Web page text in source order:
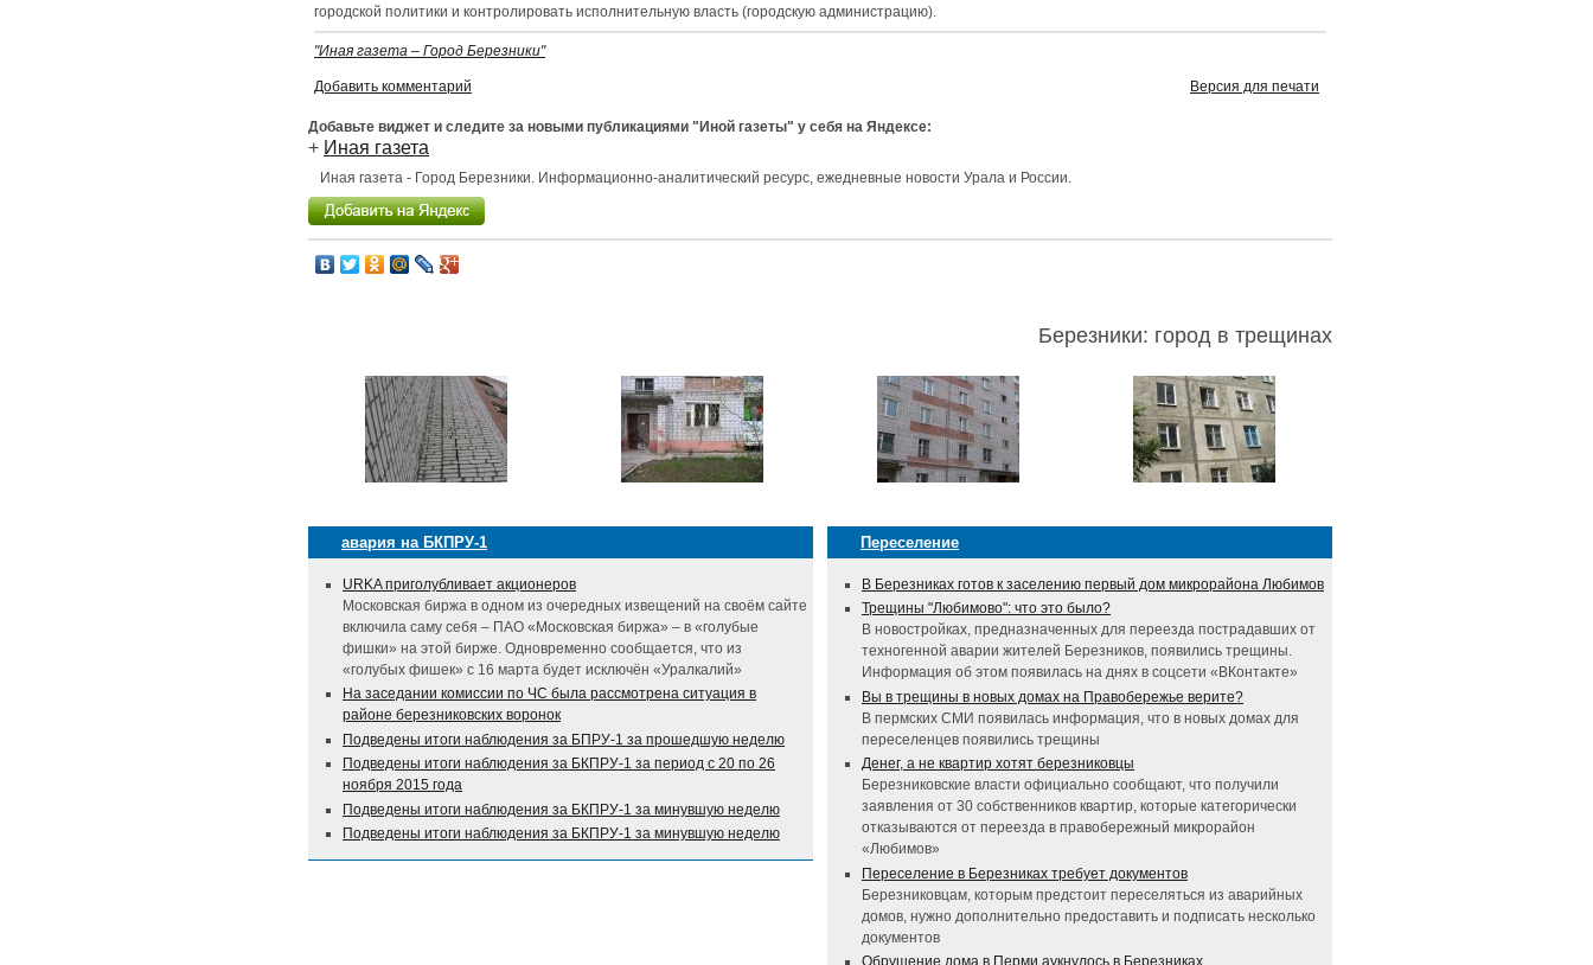
городской политики и контролировать исполнительную власть (городскую администрацию).
"Иная газета – Город Березники"
Добавить комментарий Версия для печати
Добавьте виджет и следите за новыми публикациями "Иной газеты" у себя на Яндексе:
+ Иная газета
Иная газета - Город Березники. Информационно-аналитический ресурс, ежедневные новости Урала и России.
Березники: город в трещинах
авария на БКПРУ-1
URKA приголубливает акционеров
Московская биржа в одном из очередных извещений на своём сайте
включила саму себя – ПАО «Московская биржа» – в «голубые
фишки» на этой бирже. Одновременно сообщается, что из
«голубых фишек» с 16 марта будет исключён «Уралкалий»
На заседании комиссии по ЧС была рассмотрена ситуация в
районе березниковских воронок
Подведены итоги наблюдения за БПРУ-1 за прошедшую неделю
Подведены итоги наблюдения за БКПРУ-1 за период с 20 по 26
ноября 2015 года
Подведены итоги наблюдения за БКПРУ-1 за минувшую неделю
Подведены итоги наблюдения за БКПРУ-1 за минувшую неделю
Переселение
В Березниках готов к заселению первый дом микрорайона Любимов
Трещины "Любимово": что это было?
В новостройках, предназначенных для переезда пострадавших от
техногенной аварии жителей Березников, появились трещины.
Информация об этом появилась на днях в соцсети «ВКонтакте»
Вы в трещины в новых домах на Правобережье верите?
В пермских СМИ появилась информация, что в новых домах для
переселенцев появились трещины
Денег, а не квартир хотят березниковцы
Березниковские власти официально сообщают, что получили
заявления от 30 собственников квартир, которые категорически
отказываются от переезда в правобережный микрорайон
«Любимов»
Переселение в Березниках требует документов
Березниковцам, которым предстоит переселяться из аварийных
домов, нужно дополнительно предоставить и подписать несколько
документов
Обрушение дома в Перми аукнулось в Березниках